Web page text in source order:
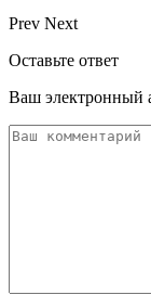
Prev Next
Оставьте ответ
Ваш электронный